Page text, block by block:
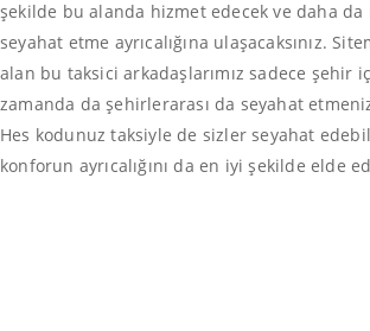
şekilde bu alanda hizmet edecek ve daha
seyahat etme ayrıcalığına ulaşacaksınız.
alan bu taksici arkadaşlarımız sadece şehir
zamanda da şehirlerarası da seyahat
Hes kodunuz taksiyle de sizler seyahat
konforun ayrıcalığını da en iyi şekilde elde